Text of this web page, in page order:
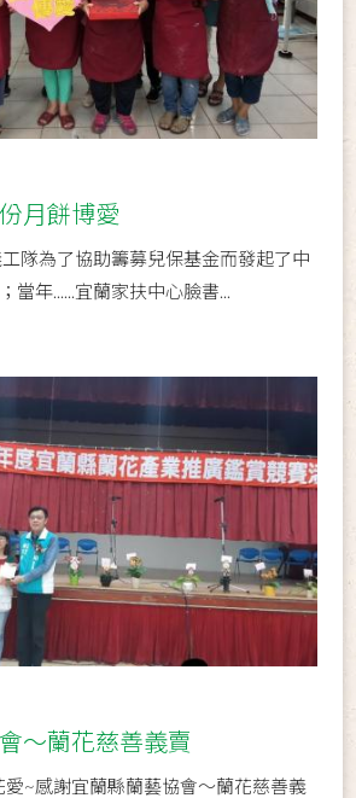
月餅博愛
隊為了協助籌募兒保基金而發起了中
當年......宜蘭家扶中心臉書...
～蘭花慈善義賣
愛~感謝宜蘭縣蘭藝協會～蘭花慈善義